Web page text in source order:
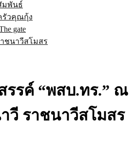
มพันธ์
รัวคุณกุ้ง
gate
ชนาวีสโมสร
รรค์ “พสบ.ทร.” ณ
วี ราชนาวีสโมสร